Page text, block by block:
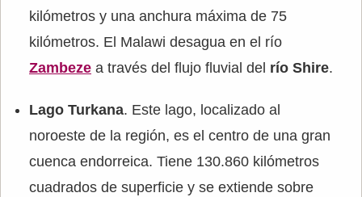
kilómetros y una anchura máxima de 75
kilómetros. El Malawi desagua en el río
Zambeze a través del flujo fluvial del río Shire.
Lago Turkana. Este lago, localizado al
noroeste de la región, es el centro de una gran
cuenca endorreica. Tiene 130.860 kilómetros
cuadrados de superficie y se extiende sobre